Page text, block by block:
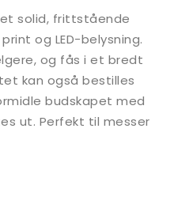
et solid, frittstående
og LED-belysning.
og fås i et bredt
kan også bestilles
budskapet med
ut. Perfekt til messer